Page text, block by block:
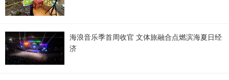
海浪音乐季首周收官 文体旅融合点燃滨海夏日经
济